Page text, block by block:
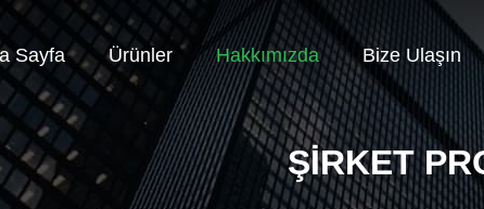
Sayfa Ürünler Hakkımızda Bize Ulaşın
ŞIRKET